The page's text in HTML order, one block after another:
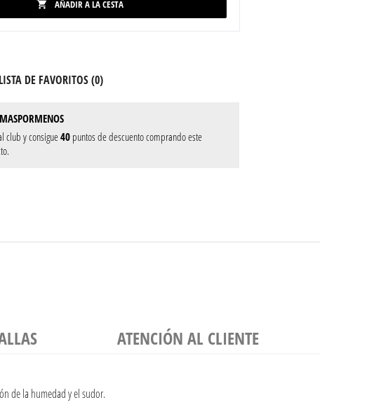
 AÑADIR A LA CESTA
DE FAVORITOS (0)
MASPORMENOS
club y consigue40puntos de descuento comprando este
ATENCIÓN AL CLIENTE
de la humedad y el sudor.